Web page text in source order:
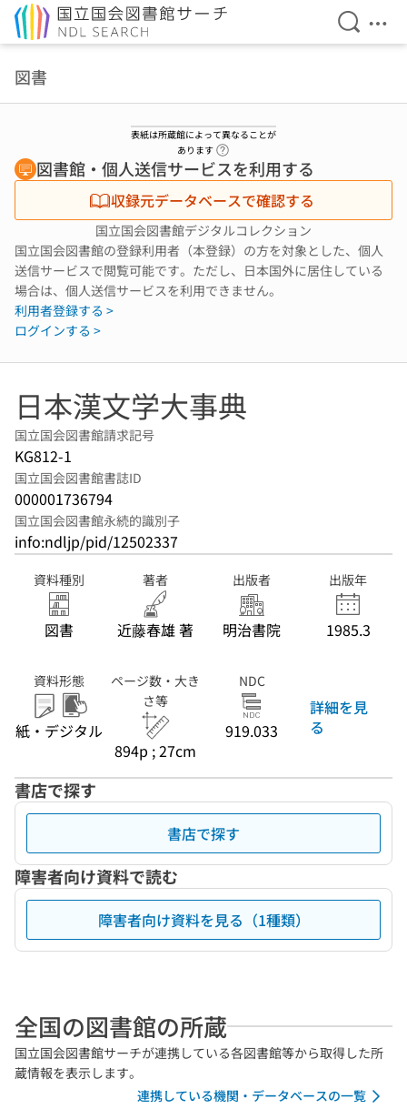
検索を
メ
図書
表紙は所蔵館によって異なることが
あります
図書館・個人送信サービスを利用する
収録元データベースで確認する
国立国会図書館デジタルコレクション
国立国会図書館の登録利用者（本登録）の方を対象とした、個人
送信サービスで閲覧可能です。ただし、日本国外に居住している
場合は、個人送信サービスを利用できません。
利用者登録する >
ログインする >
日本漢文学大事典
国立国会図書館請求記号
KG812-1
国立国会図書館書誌ID
000001736794
国立国会図書館永続的識別子
info:ndljp/pid/12502337
資料種別
図書
著者
近藤春雄 著
出版者
明治書院
出版年
1985.3
資料形態
紙・デジタル
ページ数・大き
さ等
894p ; 27cm
NDC
919.033
詳細を見
る
書店で探す
書店で探す
障害者向け資料で読む
障害者向け資料を見る（1種類）
全国の図書館の所蔵
国立国会図書館サーチが連携している各図書館等から取得した所
蔵情報を表示します。
連携している機関・データベースの一覧